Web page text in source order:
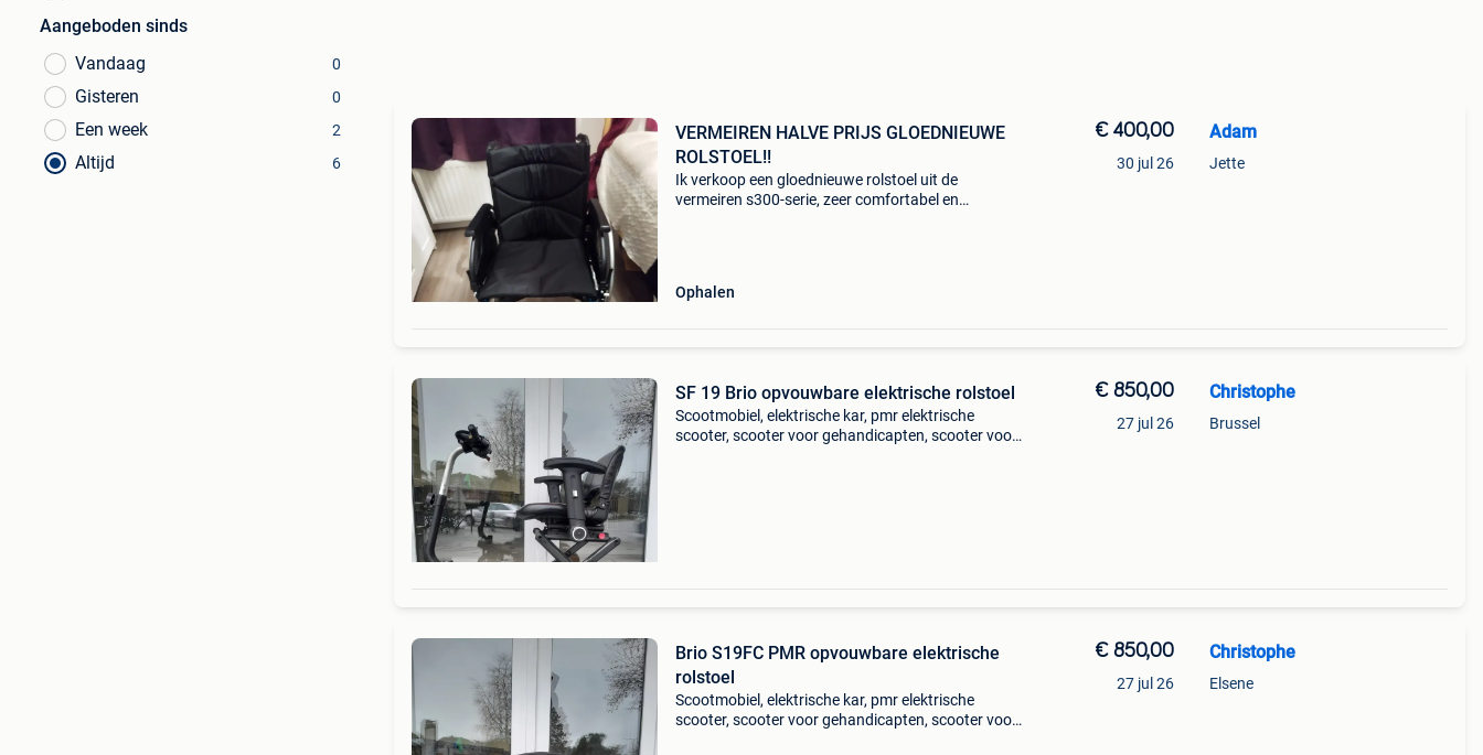
Aangeboden sinds
Vandaag
0
Gisteren 0
Een week 2
Altijd 6
VERMEIREN HALVE PRIJS GLOEDNIEUWE
ROLSTOEL!!
Ik verkoop een gloednieuwe rolstoel uit de
vermeiren s300-serie, zeer comfortabel en
Ophalen
€ 400,00
30 jul 26
Adam
Jette
SF 19 Brio opvouwbare elektrische rolstoel
Scootmobiel, elektrische kar, pmr elektrische
scooter, scooter voor gehandicapten, scooter voor
€ 850,00
27 jul 26
Christophe
Brussel
Brio S19FC PMR opvouwbare elektrische
rolstoel
Scootmobiel, elektrische kar, pmr elektrische
scooter, scooter voor gehandicapten, scooter voor
€ 850,00
27 jul 26
Christophe
Elsene